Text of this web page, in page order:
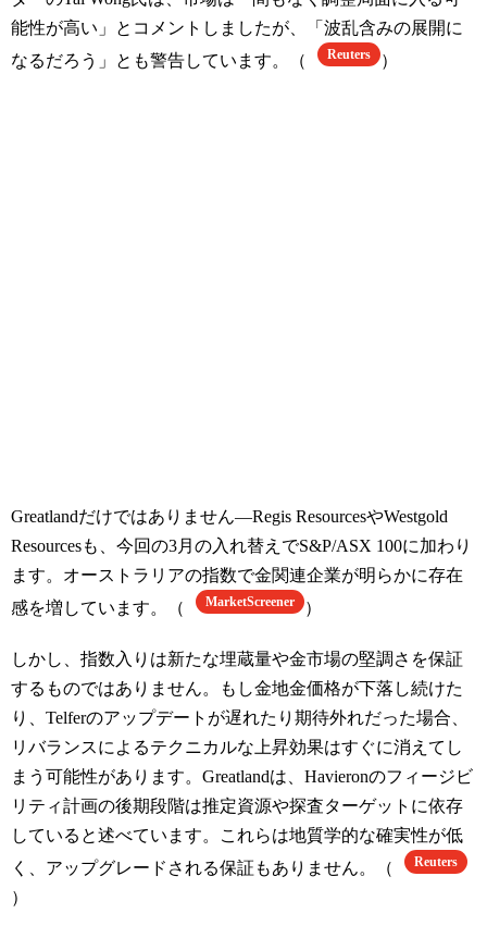
能性が高い」とコメントしましたが、「波乱含みの展開に
なるだろう」とも警告しています。（
Reuters ）
Greatlandだけではありません—Regis ResourcesやWestgold
Resourcesも、今回の3月の入れ替えでS&P/ASX 100に加わり
ます。オーストラリアの指数で金関連企業が明らかに存在
感を増しています。（
MarketScreener ）
しかし、指数入りは新たな埋蔵量や金市場の堅調さを保証
するものではありません。もし金地金価格が下落し続けた
り、Telferのアップデートが遅れたり期待外れだった場合、
リバランスによるテクニカルな上昇効果はすぐに消えてし
まう可能性があります。Greatlandは、Havieronのフィージビ
リティ計画の後期段階は推定資源や探査ターゲットに依存
していると述べています。これらは地質学的な確実性が低
く、アップグレードされる保証もありません。（
Reuters
）